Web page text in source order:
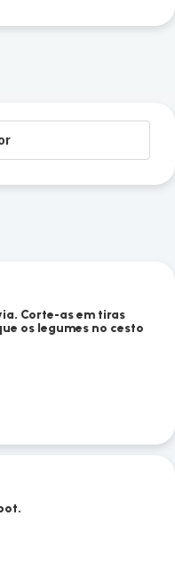
Corte-as em tiras
os legumes no cesto